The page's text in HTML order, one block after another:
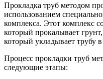
Прокладка труб методом
использованием
комплекса. Этот комплекс
который прокалывает
который укладывает трубу
Процесс прокладки труб
следующие этапы: